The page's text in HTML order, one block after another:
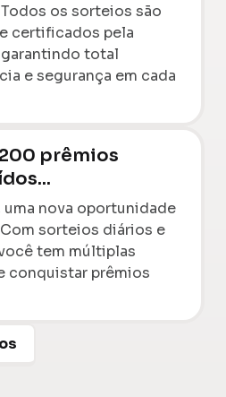
os sorteios são
certificados pela
garantindo total
e segurança em cada
prêmios
uma nova oportunidade
sorteios diários e
tem múltiplas
conquistar prêmios